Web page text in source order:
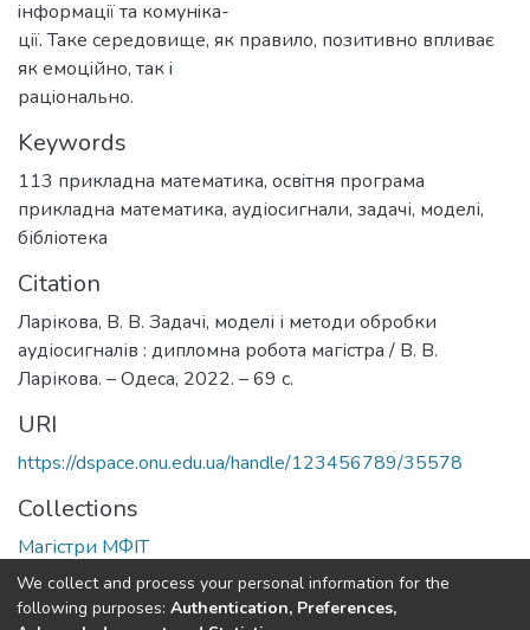
iнформацiї та комунiка-
цiї. Таке середовище, як правило, позитивно впливає
як емоцiйно, так i
рацiонально.
Keywords
113 прикладна математика, освiтня програма
прикладна математика, аудіосигнали, задачі, моделі,
бібліотека
Citation
Ларікова, В. В. Задачі, моделі і методи обробки
аудіосигналів : дипломна робота магістра / В. В.
Ларікова. – Одеса, 2022. – 69 с.
URI
https://dspace.onu.edu.ua/handle/123456789/35578
Collections
Магістри МФІТ
Full item page
We collect and process your personal information for the
following purposes: Authentication, Preferences,